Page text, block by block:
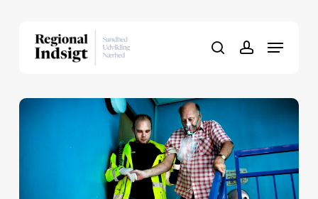
searchaccount
MenuClose